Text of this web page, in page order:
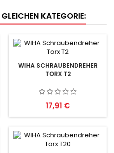
KATEGORIE:
WIHA SCHRAUBENDREHER
TORX T2
Preis
17,91 €